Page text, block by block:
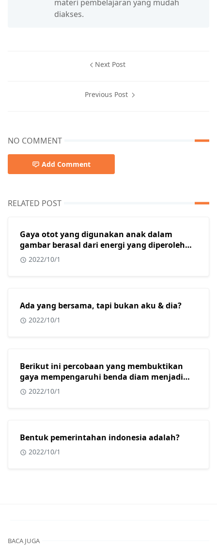
materi pembelajaran yang mudah
diakses.
Next Post
Previous Post
NO COMMENT
Add Comment
RELATED POST
Gaya otot yang digunakan anak dalam
gambar berasal dari energi yang diperoleh
dari?
2022/10/1
Ada yang bersama, tapi bukan aku & dia?
2022/10/1
Berikut ini percobaan yang membuktikan
gaya mempengaruhi benda diam menjadi
bergerak adalah?
2022/10/1
Bentuk pemerintahan indonesia adalah?
2022/10/1
BACA JUGA